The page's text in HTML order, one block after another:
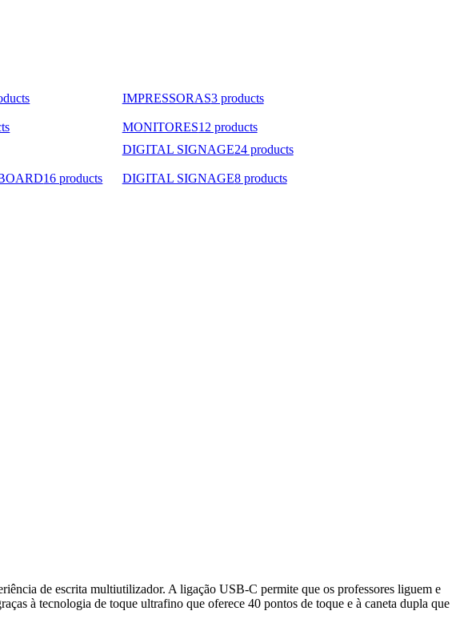
IMPRESSORAS3 products
MONITORES12 products
DIGITAL SIGNAGE24 products
16 products DIGITAL SIGNAGE8 products
de escrita multiutilizador. A ligação USB-C permite que os professores liguem e
à tecnologia de toque ultrafino que oferece 40 pontos de toque e à caneta dupla que